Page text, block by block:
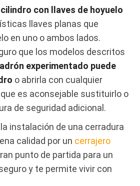
con llaves de hoyuelo
llaves planas que
en uno o ambos lados.
que los modelos descritos
experimentado puede
o abrirla con cualquier
es aconsejable sustituirlo o
de seguridad adicional.
instalación de una cerradura
calidad por un cerrajero
punto de partida para un
y te permite vivir con